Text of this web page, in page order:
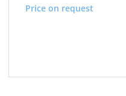
Price on request